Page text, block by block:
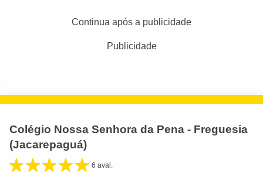
Continua após a publicidade
Publicidade
Colégio Nossa Senhora da Pena - Freguesia
(Jacarepaguá)
6 aval.